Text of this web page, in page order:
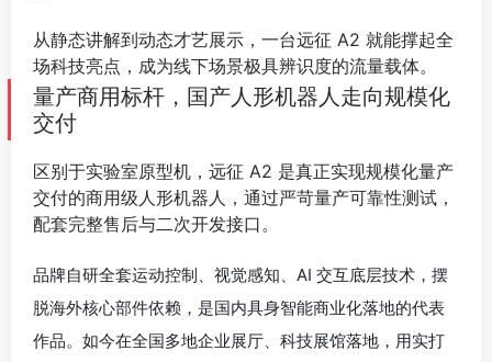
从静态讲解到动态才艺展示，一台远征 A2 就能撑起全
场科技亮点，成为线下场景极具辨识度的流量载体。
量产商用标杆，国产人形机器人走向规模化
交付
区别于实验室原型机，远征 A2 是真正实现规模化量产
交付的商用级人形机器人，通过严苛量产可靠性测试，
配套完整售后与二次开发接口。
品牌自研全套运动控制、视觉感知、AI 交互底层技术，摆
脱海外核心部件依赖，是国内具身智能商业化落地的代表
作品。如今在全国多地企业展厅、科技展馆落地，用实打